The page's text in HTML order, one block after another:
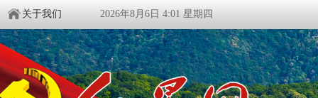
关于我们 2026年8月6日 4:01 星期四